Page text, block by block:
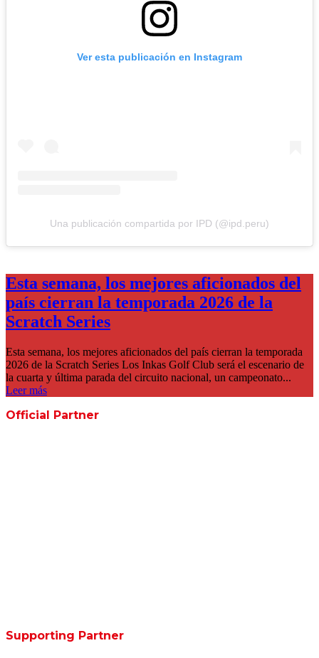
Ver esta publicación en Instagram
Una publicación compartida por IPD (@ipd.peru)
Esta semana, los mejores aficionados del
país cierran la temporada 2026 de la
Scratch Series
Esta semana, los mejores aficionados del país cierran la temporada
2026 de la Scratch Series Los Inkas Golf Club será el escenario de
la cuarta y última parada del circuito nacional, un campeonato...
Leer más
Official Partner
Supporting Partner